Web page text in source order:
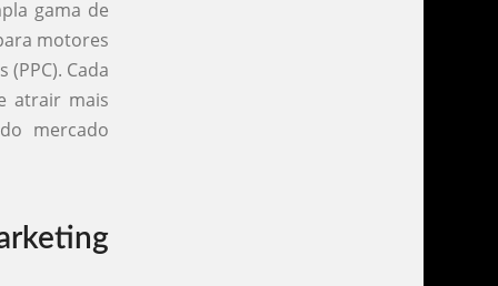
gama de
motores
Cada
atrair mais
mercado